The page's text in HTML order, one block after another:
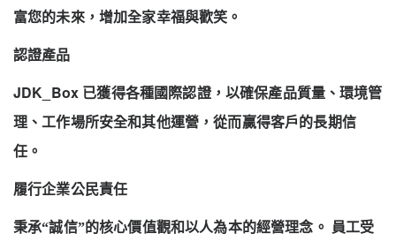
富您的未來，增加全家幸福與歡笑。
認證產品
JDK_Box 已獲得各種國際認證，以確保產品質量、環境管
理、工作場所安全和其他運營，從而贏得客戶的長期信
任。
履行企業公民責任
秉承“誠信”的核心價值觀和以人為本的經營理念。
員工受